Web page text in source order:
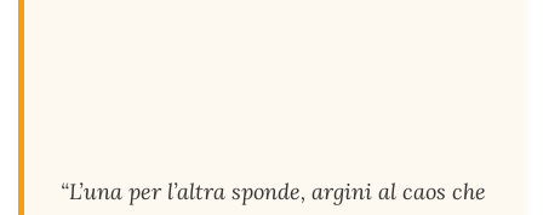
“L’una per l’altra sponde, argini al caos che